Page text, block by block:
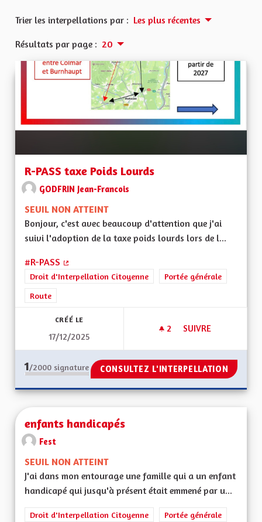
Trier les interpellations par : Les plus récentes
Résultats par page : 20
R-PASS taxe Poids Lourds
GODFRIN Jean-Francois
SEUIL NON ATTEINT
Bonjour, c'est avec beaucoup d'attention que j'ai
suivi l'adoption de la taxe poids lourds lors de l...
#R-PASS
(Lien externe)
Droit d'Interpellation Citoyenne
Portée générale
Route
CRÉÉ LE
17/12/2025
2 2 ABONNÉS
SUIVRE
1/2000 signature CONSULTEZ L'INTERPELLATION
enfants handicapés
Fest
SEUIL NON ATTEINT
J'ai dans mon entourage une famille qui a un enfant
handicapé qui jusqu'à présent était emmené par u...
Droit d'Interpellation Citoyenne
Portée générale